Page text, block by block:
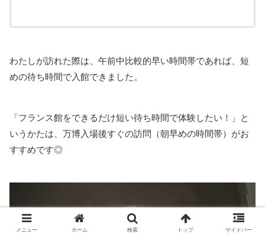
わたしが訪れた際は、午前中比較的早い時間帯であれば、短
めの待ち時間で入館できました。
「フランス館をできるだけ短い待ち時間で体験したい！」と
いうかたは、万博入場後すぐの訪問（朝早めの時間帯）がお
すすめです◎
メニュー ホーム 検索 トップ サイドバー